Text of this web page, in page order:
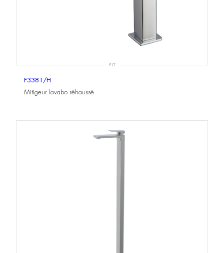
FIT
F3381/H
Mitigeur lavabo réhaussé